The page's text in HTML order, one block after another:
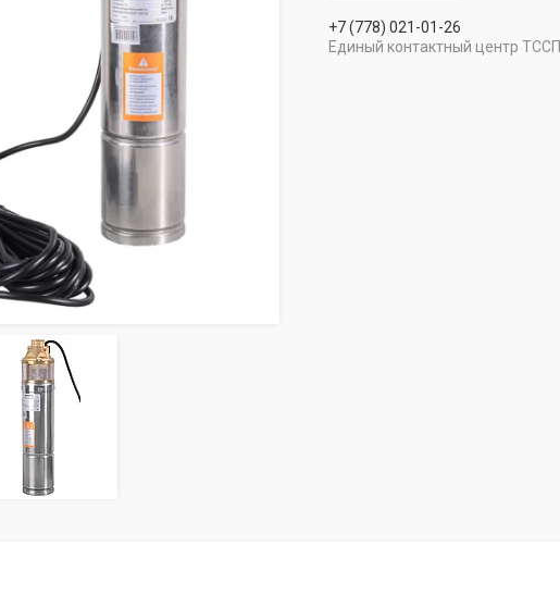
+7 (778) 021-01-26
Единый контактный центр ТССП